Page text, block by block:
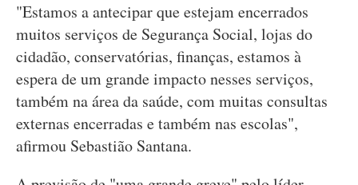
"Estamos a antecipar que estejam encerrados
muitos serviços de Segurança Social, lojas do
cidadão, conservatórias, finanças, estamos à
espera de um grande impacto nesses serviços,
também na área da saúde, com muitas consultas
externas encerradas e também nas escolas",
afirmou Sebastião Santana.